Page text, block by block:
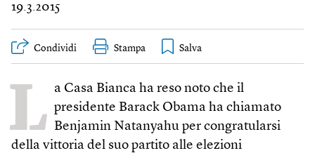
19.3.2015
Condividi Stampa
L a Casa Bianca ha reso noto che il
presidente Barack Obama ha chiamato
Benjamin Natanyahu per congratularsi
della vittoria del suo partito alle elezioni